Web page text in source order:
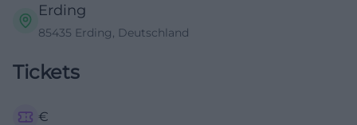
Erding
85435 Erding, Deutschland
Tickets
€